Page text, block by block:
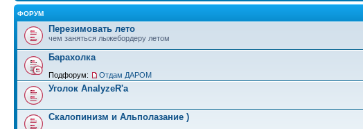
ФОРУМ
Перезимовать лето
чем заняться лыжебордеру летом
Барахолка
Подфорум: Отдам ДАРОМ
Уголок AnalyzeR'а
Скалопинизм и Альполазание )